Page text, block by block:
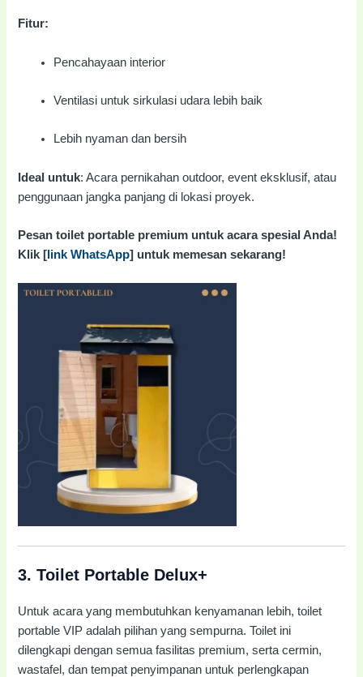
Fitur:
Pencahayaan interior
Ventilasi untuk sirkulasi udara lebih baik
Lebih nyaman dan bersih
Ideal untuk: Acara pernikahan outdoor, event eksklusif, atau
penggunaan jangka panjang di lokasi proyek.
Pesan toilet portable premium untuk acara spesial Anda!
Klik [ link WhatsApp] untuk memesan sekarang!
3.Toilet Portable Delux+
Untuk acara yang membutuhkan kenyamanan lebih, toilet
portable VIP adalah pilihan yang sempurna. Toilet ini
dilengkapi dengan semua fasilitas premium, serta cermin,
wastafel, dan tempat penyimpanan untuk perlengkapan